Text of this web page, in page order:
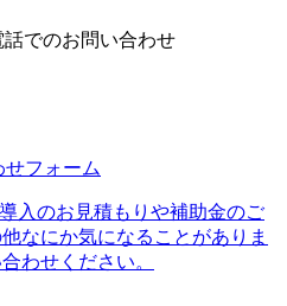
話でのお問い合わせ
せフォーム
入のお見積もりや補助金のご
なにか気になることがありま
わせください。